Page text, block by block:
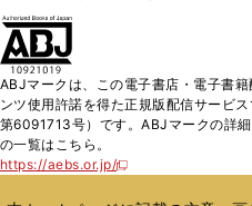
ABJマークは、この電子書店・電子書
ンツ使用許諾を得た正規版配信サービ
第6091713号）です。ABJマークの詳
の一覧はこちら。
https://aebs.or.jp/
新